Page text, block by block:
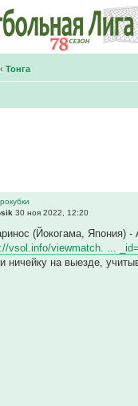
‹ Тонга
30 ноя 2022, 12:20
(Йокогама, Япония)
vsol.info/viewmatch. ...
ничейку на выезде,